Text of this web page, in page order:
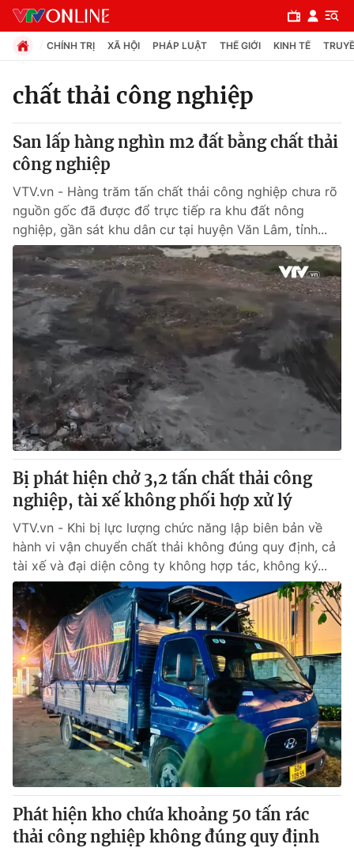
Chuyên mục
Chính trị
Xã hội
Pháp luật
Y tế
Thế giới
Tin tức
Thế giới đó đây
Câu chuyện quốc tế
Kinh tế
Tài chính
Thị trường
Góc doanh nghiệp
Dữ liệu và đời sống
Truyền hình
Phim VTV
Hậu trường
Nhân vật
Khán giả
Giải sao mai
Giải trí
Điện ảnh
Âm nhạc
Sao
Đời sống
Du lịch
Làm đẹp
Chất lượng cuộc sống
Giáo dục
Tuyển sinh
Học trực tuyến
Công nghệ
Hitech Công nghệ tương lai
Sản phẩm
Thị trường
Tư vấn
Giao lưu trực tuyến
Lịch phát sóng
Chuyên mục khác
Emagazine Podcast
CHÍNH TRỊ XÃ HỘI PHÁP LUẬT THẾ GIỚI KINH TẾ
chất thải công nghiệp
San lấp hàng nghìn m2 đất bằng chất thải
công nghiệp
VTV.vn - Hàng trăm tấn chất thải công nghiệp chưa rõ
nguồn gốc đã được đổ trực tiếp ra khu đất nông
nghiệp, gần sát khu dân cư tại huyện Văn Lâm, tỉnh...
Bị phát hiện chở 3,2 tấn chất thải công
nghiệp, tài xế không phối hợp xử lý
VTV.vn - Khi bị lực lượng chức năng lập biên bản về
hành vi vận chuyển chất thải không đúng quy định, cả
tài xế và đại diện công ty không hợp tác, không ký...
Phát hiện kho chứa khoảng 50 tấn rác
thải công nghiệp không đúng quy định